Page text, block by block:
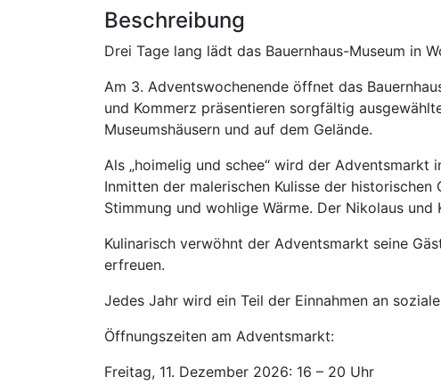
Beschreibung
Drei Tage lang lädt das Bauernhaus-Museum in
Am 3. Adventswochenende öffnet das
und Kommerz präsentieren sorgfältig
Museumshäusern und auf dem Gelände.
Als „hoimelig und schee“ wird der Adventsmarkt
Inmitten der malerischen Kulisse der
Stimmung und wohlige Wärme. Der Nikolaus und
Kulinarisch verwöhnt der Adventsmarkt seine
erfreuen.
Jedes Jahr wird ein Teil der Einnahmen an
Öffnungszeiten am Adventsmarkt:
Freitag, 11. Dezember 2026: 16 – 20 Uhr